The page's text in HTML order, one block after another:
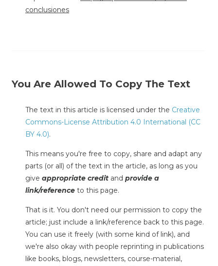
conclusiones
You Are Allowed To Copy The Text
The text in this article is licensed under the Creative
Commons-License Attribution 4.0 International (CC
BY 4.0).
This means you're free to copy, share and adapt any
parts (or all) of the text in the article, as long as you
give appropriate credit and provide a
link/reference to this page.
That is it. You don't need our permission to copy the
article; just include a link/reference back to this page.
You can use it freely (with some kind of link), and
we're also okay with people reprinting in publications
like books, blogs, newsletters, course-material,